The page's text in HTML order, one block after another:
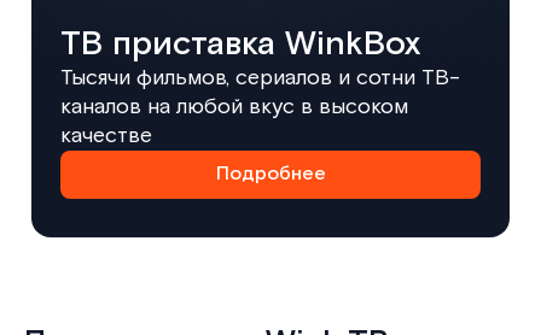
ТВ приставка WinkBox
Тысячи фильмов, сериалов и сотни ТВ-
каналов на любой вкус в высоком
качестве
Подробнее